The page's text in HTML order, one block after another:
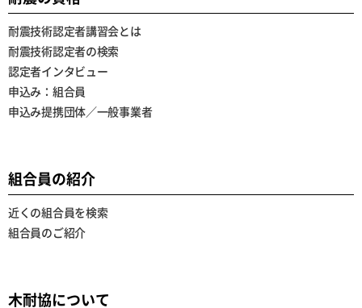
耐震技術認定者講習会とは
耐震技術認定者の検索
認定者インタビュー
申込み：組合員
申込み提携団体／一般事業者
組合員の紹介
近くの組合員を検索
組合員のご紹介
木耐協について